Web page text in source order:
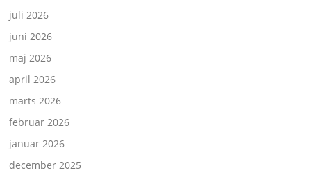
juli 2026
juni 2026
maj 2026
april 2026
marts 2026
februar 2026
januar 2026
december 2025